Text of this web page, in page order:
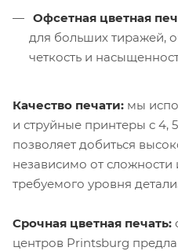
Офсетная цветная
для больших тиражей,
четкость и
Качество печати: мы
и струйные принтеры с 4,
позволяет добиться
независимо от
требуемого уровня
Срочная цветная печать:
центров Printsburg